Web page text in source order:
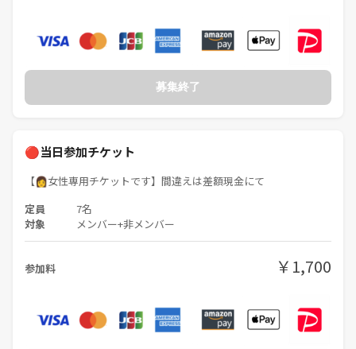
募集終了
🔴当日参加チケット
【👩女性専用チケットです】間違えは差額現金にて
定員 7名
対象 メンバー+非メンバー
参加料 ￥1,700